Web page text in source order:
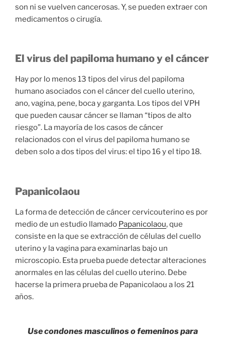
son ni se vuelven cancerosas. Y, se pueden extraer con
medicamentos o cirugía.
El virus del papiloma humano y el cáncer
Hay por lo menos 13 tipos del virus del papiloma
humano asociados con el cáncer del cuello uterino,
ano, vagina, pene, boca y garganta. Los tipos del VPH
que pueden causar cáncer se llaman “tipos de alto
riesgo”. La mayoría de los casos de cáncer
relacionados con el virus del papiloma humano se
deben solo a dos tipos del virus: el tipo 16 y el tipo 18.
Papanicolaou
La forma de detección de cáncer cervicouterino es por
medio de un estudio llamado Papanicolaou, que
consiste en la que se extracción de células del cuello
uterino y la vagina para examinarlas bajo un
microscopio. Esta prueba puede detectar alteraciones
anormales en las células del cuello uterino. Debe
hacerse la primera prueba de Papanicolaou a los 21
años.
Use condones masculinos o femeninos para